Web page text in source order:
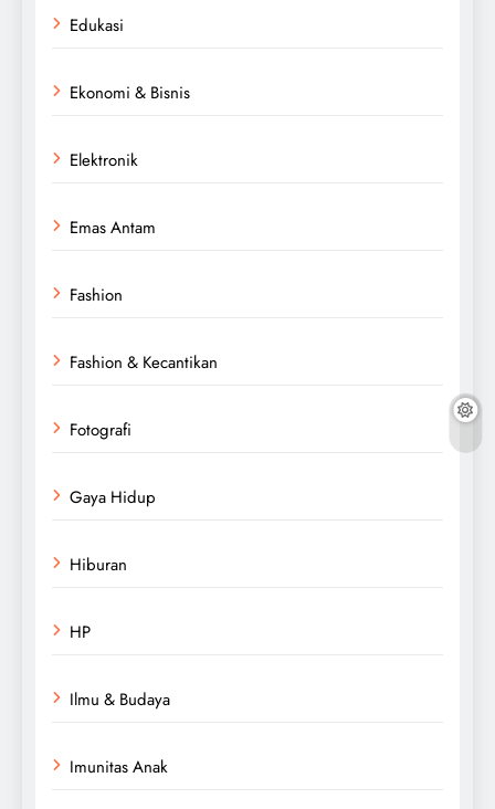
Edukasi
Ekonomi & Bisnis
Elektronik
Emas Antam
Fashion
Fashion & Kecantikan
Fotografi
Gaya Hidup
Hiburan
HP
Ilmu & Budaya
Imunitas Anak